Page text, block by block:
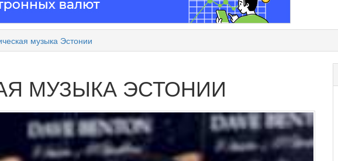
музыка Эстонии
МУЗЫКА ЭСТОНИИ